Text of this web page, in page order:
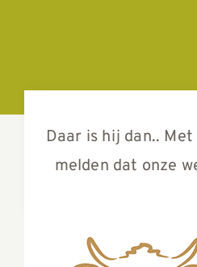
Daar is hij dan..
melden dat onze